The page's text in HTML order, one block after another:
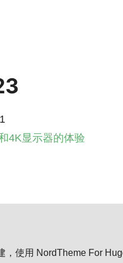
4K显示器的体验
，使用 NordTheme For